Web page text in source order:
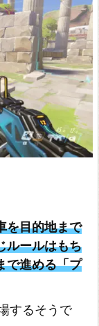
を目的地まで
ルールはもち
で進める「プ
するそうで